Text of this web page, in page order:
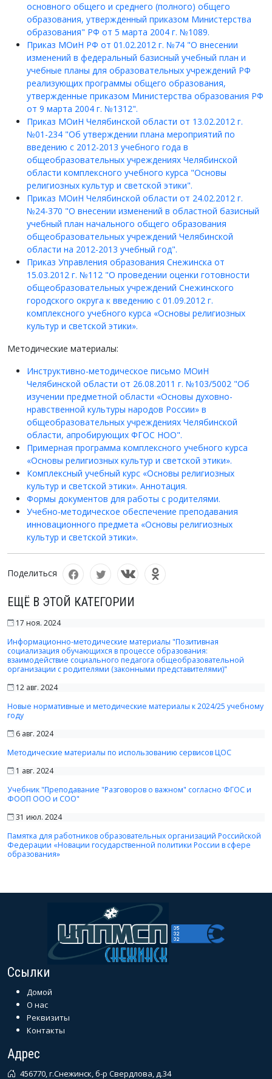
ЕЩЁ В ЭТОЙ КАТЕГОРИИ
17 ноя. 2024
Информационно-методические материалы "Позитивная
социализация обучающихся в процессе образования:
взаимодействие социального педагога общеобразовательной
организации с родителями (законными представителями)"
12 авг. 2024
Новые нормативные и методические материалы к 2024/25 учебному
году
6 авг. 2024
Методические материалы по использованию сервисов ЦОС
1 авг. 2024
Учебник "Преподавание "Разговоров о важном" согласно ФГОС и
ФООП ООО и СОО"
31 июл. 2024
Памятка для работников образовательных организаций Российской
Федерации «Новации государственной политики России в сфере
образования»
основного общего и среднего (полного) общего
образования, утвержденный приказом Министерства
образования" РФ от 5 марта 2004 г. №1089.
Приказ МОиН РФ от 01.02.2012 г. №74 "О внесении
изменений в федеральный базисный учебный план и
учебные планы для образовательных учреждений РФ
реализующих программы общего образования,
утвержденные приказом Министерства образования РФ
от 9 марта 2004 г. №1312".
Приказ МОиН Челябинской области от 13.02.2012 г.
№01-234 "Об утверждении плана мероприятий по
введению с 2012-2013 учебного года в
общеобразовательных учреждениях Челябинской
области комплексного учебного курса "Основы
религиозных культур и светской этики".
Приказ МОиН Челябинской области от 24.02.2012 г.
№24-370 "О внесении изменений в областной базисный
учебный план начального общего образования
общеобразовательных учреждений Челябинской
области на 2012-2013 учебный год".
Приказ Управления образования Снежинска от
15.03.2012 г. №112 "О проведении оценки готовности
общеобразовательных учреждений Снежинского
городского округа к введению с 01.09.2012 г.
комплексного учебного курса «Основы религиозных
культур и светской этики».
Методические материалы:
Инструктивно-методическое письмо МОиН
Челябинской области от 26.08.2011 г. №103/5002 "Об
изучении предметной области «Основы духовно-
нравственной культуры народов России» в
общеобразовательных учреждениях Челябинской
области, апробирующих ФГОС НОО".
Примерная программа комплексного учебного курса
«Основы религиозных культур и светской этики».
Комплексный учебный курс «Основы религиозных
культур и светской этики». Аннотация.
Формы документов для работы с родителями.
Учебно-методическое обеспечение преподавания
инновационного предмета «Основы религиозных
культур и светской этики».
Поделиться
Ссылки
Домой
О нас
Реквизиты
Контакты
Адрес
456770, г.Снежинск, б-р Свердлова, д.34